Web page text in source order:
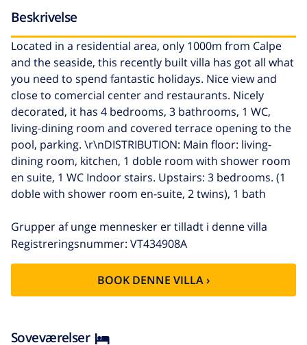
Beskrivelse
Located in a residential area, only 1000m from Calpe
and the seaside, this recently built villa has got all what
you need to spend fantastic holidays. Nice view and
close to comercial center and restaurants. Nicely
decorated, it has 4 bedrooms, 3 bathrooms, 1 WC,
living-dining room and covered terrace opening to the
pool, parking. \r\nDISTRIBUTION: Main floor: living-
dining room, kitchen, 1 doble room with shower room
en suite, 1 WC Indoor stairs. Upstairs: 3 bedrooms. (1
doble with shower room en-suite, 2 twins), 1 bath
Grupper af unge mennesker er tilladt i denne villa
Registreringsnummer: VT434908A
BOOK DENNE VILLA ›
Soveværelser